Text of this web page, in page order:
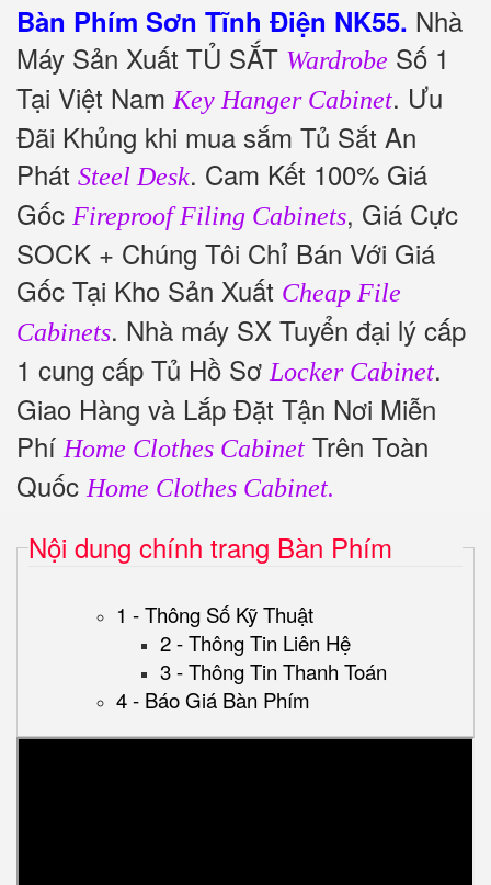
Bàn Phím Sơn Tĩnh Điện NK55. Nhà
Máy Sản Xuất TỦ SẮT Wardrobe Số 1
Tại Việt NamKey Hanger Cabinet. Ưu
Đãi Khủng khi mua sắm Tủ Sắt An
Phát Steel Desk. Cam Kết 100% Giá
Gốc Fireproof Filing Cabinets, Giá Cực
SOCK + Chúng Tôi Chỉ Bán Với Giá
Gốc Tại Kho Sản Xuất Cheap File
Cabinets. Nhà máy SX Tuyển đại lý cấp
1 cung cấp Tủ Hồ SơLocker Cabinet.
Giao Hàng và Lắp Đặt Tận Nơi Miễn
PhíHome Clothes Cabinet Trên Toàn
QuốcHome Clothes Cabinet.
Nội dung chính trang Bàn Phím
1 - Thông Số Kỹ Thuật
2 - Thông Tin Liên Hệ
3 - Thông Tin Thanh Toán
4 - Báo Giá Bàn Phím